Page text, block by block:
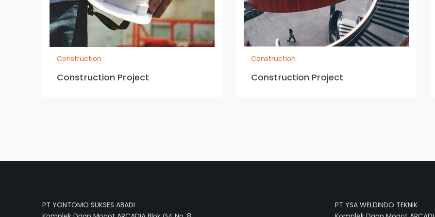
Construction
Construction Project
Construction
Construction Project
PT YONTOMO SUKSES ABADI
PT YSA WELDINDO TEKNIK